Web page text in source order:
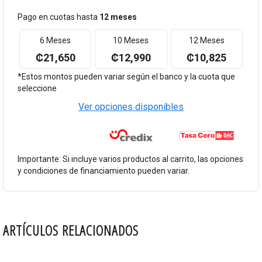
Pago en cuotas hasta 12 meses
6 Meses
₡21,650
10 Meses
₡12,990
12 Meses
₡10,825
*Estos montos pueden variar según el banco y la cuota que
seleccione
Ver opciones disponibles
Importante: Si incluye varios productos al carrito, las opciones
y condiciones de financiamiento pueden variar.
ARTÍCULOS RELACIONADOS